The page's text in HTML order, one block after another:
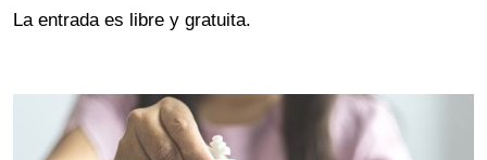
La entrada es libre y gratuita.